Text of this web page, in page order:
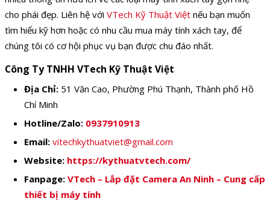
cho phái đẹp. Liên hệ với VTech Kỹ Thuật Việt nếu bạn muốn
tìm hiểu kỹ hơn hoặc có nhu cầu mua máy tính xách tay, để
chúng tôi có cơ hội phục vụ bạn được chu đáo nhất.
Công Ty TNHH VTech Kỹ Thuật Việt
Địa Chỉ: 51 Văn Cao, Phường Phú Thạnh, Thành phố Hồ
Chí Minh
Hotline/Zalo: 0937910913
Email: vitechkythuatviet@gmail.com
Website: https://kythuatvtech.com/
Fanpage: VTech – Lắp đặt Camera An Ninh – Cung cấp
thiết bị máy tính